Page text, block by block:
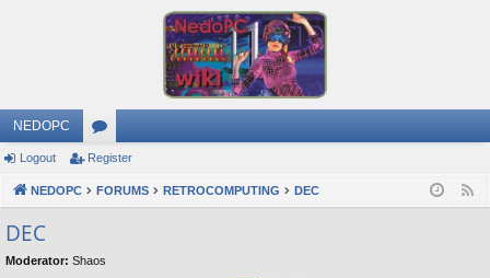
NEDOPC
or
u
s
Logout Register
NEDOPC FORUMS RETROCOMPUTING DEC
DEC
Moderator: Shaos